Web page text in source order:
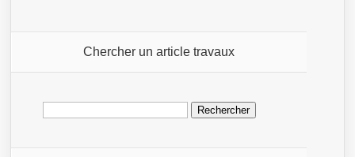
Chercher un article travaux
Rechercher :